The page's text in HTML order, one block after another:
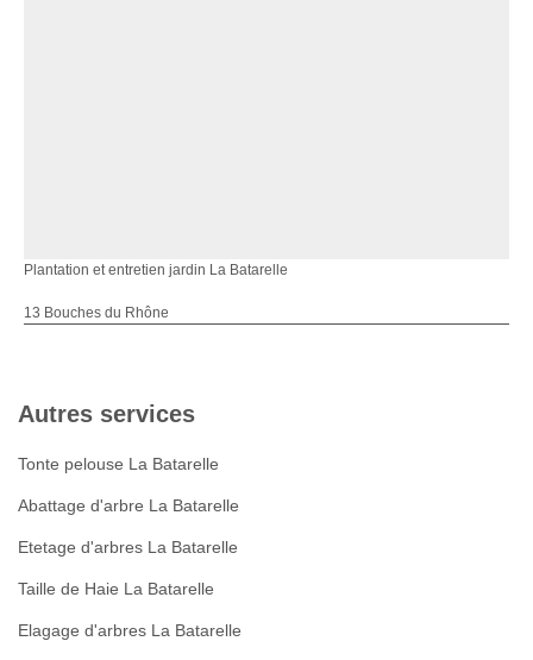
Plantation et entretien jardin La Batarelle
13 Bouches du Rhône
Autres services
Tonte pelouse La Batarelle
Abattage d'arbre La Batarelle
Etetage d'arbres La Batarelle
Taille de Haie La Batarelle
Elagage d'arbres La Batarelle